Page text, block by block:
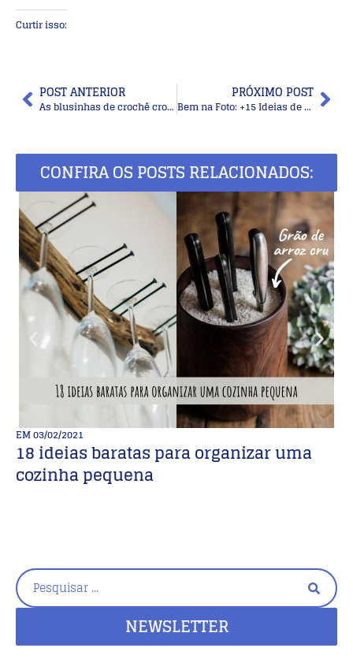
Curtir isso:
POST ANTERIOR
As blusinhas de crochê cropped top estão na moda!
PRÓXIMO POST
Bem na Foto: +15 Ideias de Corte Médio Para Cabelos Lisos
CONFIRA OS POSTS RELACIONADOS:
EM03/02/2021
18 ideias baratas para organizar uma
cozinha pequena
NEWSLETTER